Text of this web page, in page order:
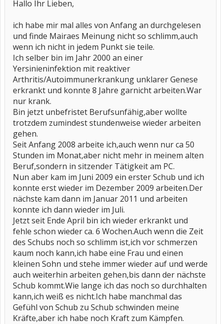
Hallo Ihr Lieben,
ich habe mir mal alles von Anfang an durchgelesen
und finde Mairaes Meinung nicht so schlimm,auch
wenn ich nicht in jedem Punkt sie teile.
Ich selber bin im Jahr 2000 an einer
Yersinieninfektion mit reaktiver
Arthritis/Autoimmunerkrankung unklarer Genese
erkrankt und konnte 8 Jahre garnicht arbeiten.War
nur krank.
Bin jetzt unbefristet Berufsunfähig,aber wollte
trotzdem zumindest stundenweise wieder arbeiten
gehen.
Seit Anfang 2008 arbeite ich,auch wenn nur ca 50
Stunden im Monat,aber nicht mehr in meinem alten
Beruf,sondern in sitzender Tätigkeit am PC.
Nun aber kam im Juni 2009 ein erster Schub und ich
konnte erst wieder im Dezember 2009 arbeiten.Der
nächste kam dann im Januar 2011 und arbeiten
konnte ich dann wieder im Juli.
Jetzt seit Ende April bin ich wieder erkrankt und
fehle schon wieder ca. 6 Wochen.Auch wenn die Zeit
des Schubs noch so schlimm ist,ich vor schmerzen
kaum noch kann,ich habe eine Frau und einen
kleinen Sohn und stehe immer wieder auf und werde
auch weiterhin arbeiten gehen,bis dann der nächste
Schub kommt.Wie lange ich das noch so durchhalten
kann,ich weiß es nicht.Ich habe manchmal das
Gefühl von Schub zu Schub schwinden meine
Kräfte,aber ich habe noch Kraft zum Kämpfen.